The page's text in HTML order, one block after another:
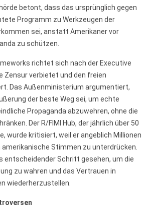
betont, dass das ursprünglich gegen
Programm zu Werkzeugen der
sei, anstatt Amerikaner vor
zu schützen.
richtet sich nach der Executive
Zensur verbietet und den freien
Das Außenministerium argumentiert,
der beste Weg sei, um echte
Propaganda abzuwehren, ohne die
Der R/FIMI Hub, der jährlich über 50
wurde kritisiert, weil er angeblich Millionen
amerikanische Stimmen zu unterdrücken.
entscheidender Schritt gesehen, um die
zu wahren und das Vertrauen in
wiederherzustellen.